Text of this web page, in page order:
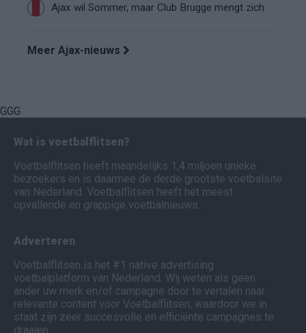
Ajax wil Sommer, maar Club Brugge mengt zich
Meer Ajax-nieuws
GGG
Wat is voetbalflitsen?
Voetbalflitsen heeft maandelijks 1,4 miljoen unieke
bezoekers en is daarmee de derde grootste voetbalsite
van Nederland. Voetbalflitsen heeft het meest
opvallende en grappige voetbalnieuws.
Adverteren
Voetbalflitsen is het #1 native advertising
voetbalplatform van Nederland. Wij weten als geen
ander uw merk en/of campagne door te vertalen naar
relevante content voor Voetbalflitsen, waardoor we in
staat zijn zeer succesvolle en efficiënte campagnes te
draaien.